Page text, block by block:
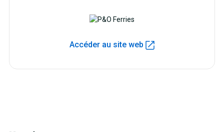
Accéder au site web